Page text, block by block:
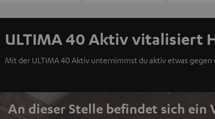
ULTIMA 40 Aktiv vitalisiert
Mit der ULTIMA 40 Aktiv unternimmst du aktiv etwas
An dieser Stelle befindet sich ein